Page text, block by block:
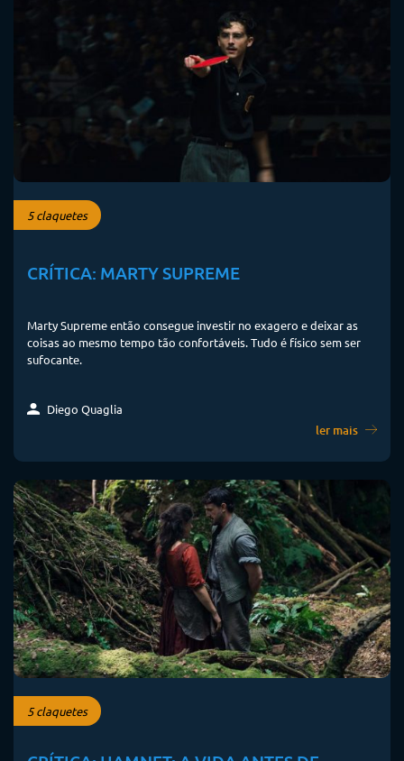
5 claquetes
CRÍTICA: MARTY SUPREME
Marty Supreme então consegue investir no exagero e deixar as
coisas ao mesmo tempo tão confortáveis. Tudo é físico sem ser
sufocante.
Diego Quaglia
ler mais
5 claquetes